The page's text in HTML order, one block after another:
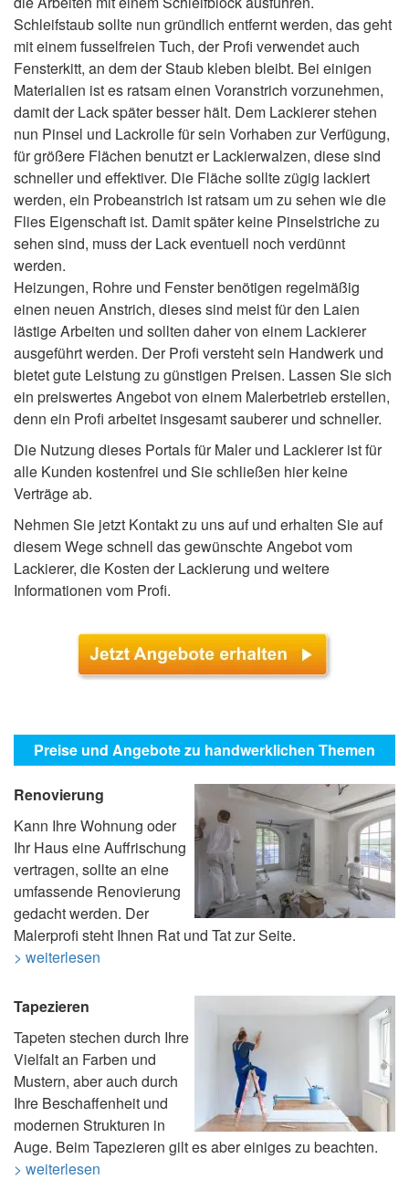
Schleifstaub sollte nun gründlich entfernt werden, das geht
mit einem fusselfreien Tuch, der Profi verwendet auch
Fensterkitt, an dem der Staub kleben bleibt. Bei einigen
Materialien ist es ratsam einen Voranstrich vorzunehmen,
damit der Lack später besser hält. Dem Lackierer stehen
nun Pinsel und Lackrolle für sein Vorhaben zur Verfügung,
für größere Flächen benutzt er Lackierwalzen, diese sind
schneller und effektiver. Die Fläche sollte zügig lackiert
werden, ein Probeanstrich ist ratsam um zu sehen wie die
Flies Eigenschaft ist. Damit später keine Pinselstriche zu
sehen sind, muss der Lack eventuell noch verdünnt
werden.
Heizungen, Rohre und Fenster benötigen regelmäßig
einen neuen Anstrich, dieses sind meist für den Laien
lästige Arbeiten und sollten daher von einem Lackierer
ausgeführt werden. Der Profi versteht sein Handwerk und
bietet gute Leistung zu günstigen Preisen. Lassen Sie sich
ein preiswertes Angebot von einem Malerbetrieb erstellen,
denn ein Profi arbeitet insgesamt sauberer und schneller.
Die Nutzung dieses Portals für Maler und Lackierer ist für
alle Kunden kostenfrei und Sie schließen hier keine
Verträge ab.
Nehmen Sie jetzt Kontakt zu uns auf und erhalten Sie auf
diesem Wege schnell das gewünschte Angebot vom
Lackierer, die Kosten der Lackierung und weitere
Informationen vom Profi.
Preise und Angebote zu handwerklichen Themen
Renovierung
Kann Ihre Wohnung oder
Ihr Haus eine Auffrischung
vertragen, sollte an eine
umfassende Renovierung
gedacht werden. Der
Malerprofi steht Ihnen Rat und Tat zur Seite.
> weiterlesen
Tapezieren
Tapeten stechen durch Ihre
Vielfalt an Farben und
Mustern, aber auch durch
Ihre Beschaffenheit und
modernen Strukturen in
Auge. Beim Tapezieren gilt es aber einiges zu beachten.
> weiterlesen